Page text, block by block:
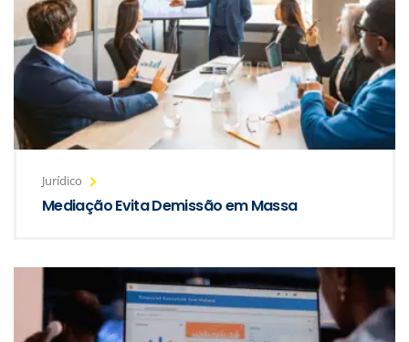
Jurídico
Mediação Evita Demissão em Massa